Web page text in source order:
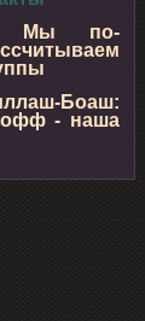
Мы по-
Боаш:
офф - наша